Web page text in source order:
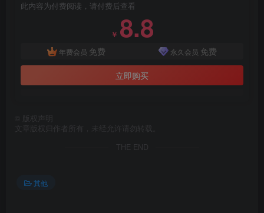
此内容为付费阅读，请付费后查看
￥ 8.8
年费会员 免费 永久会员 免费
立即购买
版权声明
文章版权归作者所有，未经允许请勿转载。
THE END
其他